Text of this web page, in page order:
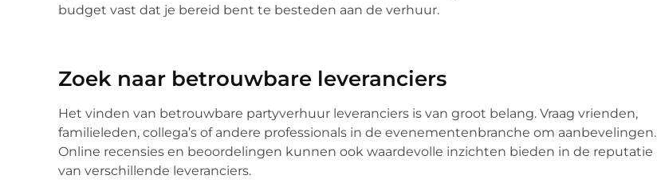
budget vast dat je bereid bent te besteden aan de verhuur.
Zoek naar betrouwbare leveranciers
Het vinden van betrouwbare partyverhuur leveranciers is van groot belang. Vraag vrienden,
familieleden, collega’s of andere professionals in de evenementenbranche om aanbevelingen.
Online recensies en beoordelingen kunnen ook waardevolle inzichten bieden in de reputatie
van verschillende leveranciers.